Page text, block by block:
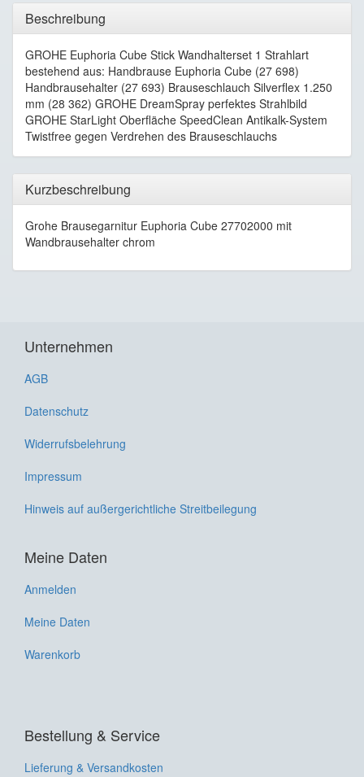
Beschreibung
GROHE Euphoria Cube Stick Wandhalterset 1 Strahlart
bestehend aus: Handbrause Euphoria Cube (27 698)
Handbrausehalter (27 693) Brauseschlauch Silverflex 1.250
mm (28 362) GROHE DreamSpray perfektes Strahlbild
GROHE StarLight Oberfläche SpeedClean Antikalk-System
Twistfree gegen Verdrehen des Brauseschlauchs
Kurzbeschreibung
Grohe Brausegarnitur Euphoria Cube 27702000 mit
Wandbrausehalter chrom
Unternehmen
AGB
Datenschutz
Widerrufsbelehrung
Impressum
Hinweis auf außergerichtliche Streitbeilegung
Meine Daten
Anmelden
Meine Daten
Warenkorb
Bestellung & Service
Lieferung & Versandkosten